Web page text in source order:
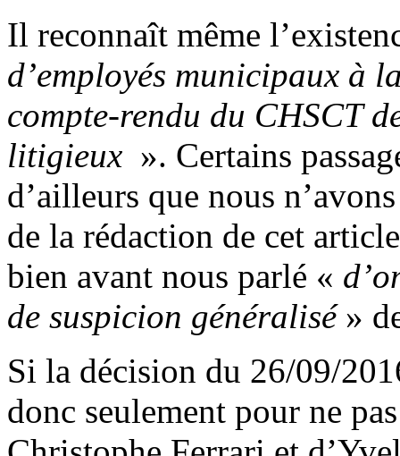
Il reconnaît même
d’employés municipaux à
compte-rendu du CHSCT
litigieux ». Certains
d’ailleurs que nous
de la rédaction de cet
bien avant nous parlé «
de suspicion généralisé»
Si la décision du 26/09/
donc seulement pour ne